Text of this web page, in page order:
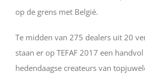
op de grens met België.
Te midden van 275 dealers uit 20
staan er op TEFAF 2017 een
hedendaagse createurs van